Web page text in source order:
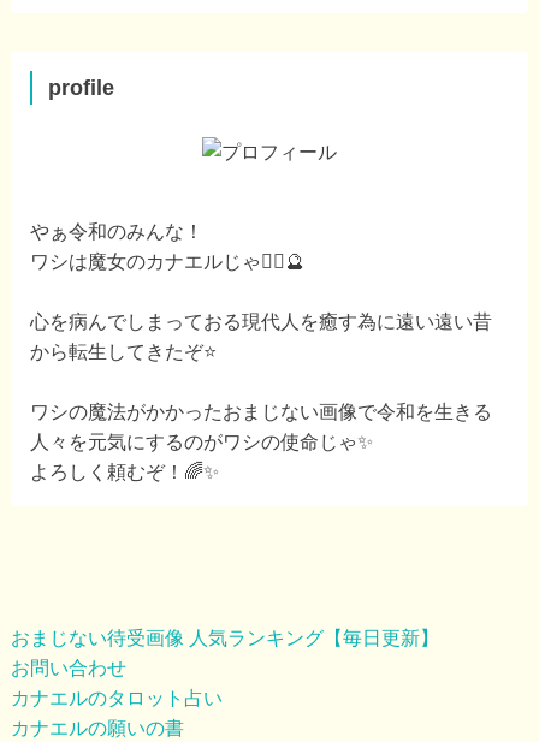
profile
やぁ令和のみんな！
ワシは魔女のカナエルじゃ🧙‍♀️🔮
心を病んでしまっておる現代人を癒す為に遠い遠い昔
から転生してきたぞ⭐️
ワシの魔法がかかったおまじない画像で令和を生きる
人々を元気にするのがワシの使命じゃ✨
よろしく頼むぞ！🌈✨
おまじない待受画像 人気ランキング【毎日更新】
お問い合わせ
カナエルのタロット占い
カナエルの願いの書